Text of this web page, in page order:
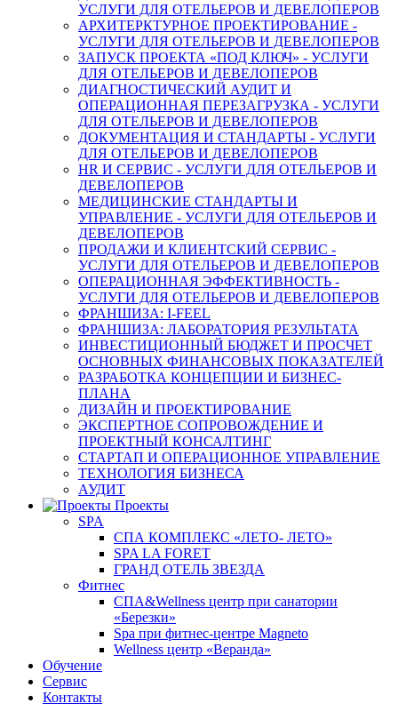
УСЛУГИ ДЛЯ ОТЕЛЬЕРОВ И ДЕВЕЛОПЕРОВ
АРХИТЕРКТУРНОЕ ПРОЕКТИРОВАНИЕ -
УСЛУГИ ДЛЯ ОТЕЛЬЕРОВ И ДЕВЕЛОПЕРОВ
ЗАПУСК ПРОЕКТА «ПОД КЛЮЧ» - УСЛУГИ
ДЛЯ ОТЕЛЬЕРОВ И ДЕВЕЛОПЕРОВ
ДИАГНОСТИЧЕСКИЙ АУДИТ И
ОПЕРАЦИОННАЯ ПЕРЕЗАГРУЗКА - УСЛУГИ
ДЛЯ ОТЕЛЬЕРОВ И ДЕВЕЛОПЕРОВ
ДОКУМЕНТАЦИЯ И СТАНДАРТЫ - УСЛУГИ
ДЛЯ ОТЕЛЬЕРОВ И ДЕВЕЛОПЕРОВ
HR И СЕРВИС - УСЛУГИ ДЛЯ ОТЕЛЬЕРОВ И
ДЕВЕЛОПЕРОВ
МЕДИЦИНСКИЕ СТАНДАРТЫ И
УПРАВЛЕНИЕ - УСЛУГИ ДЛЯ ОТЕЛЬЕРОВ И
ДЕВЕЛОПЕРОВ
ПРОДАЖИ И КЛИЕНТСКИЙ СЕРВИС -
УСЛУГИ ДЛЯ ОТЕЛЬЕРОВ И ДЕВЕЛОПЕРОВ
ОПЕРАЦИОННАЯ ЭФФЕКТИВНОСТЬ -
УСЛУГИ ДЛЯ ОТЕЛЬЕРОВ И ДЕВЕЛОПЕРОВ
ФРАНШИЗА: I-FEEL
ФРАНШИЗА: ЛАБОРАТОРИЯ РЕЗУЛЬТАТА
ИНВЕСТИЦИОННЫЙ БЮДЖЕТ И ПРОСЧЕТ
ОСНОВНЫХ ФИНАНСОВЫХ ПОКАЗАТЕЛЕЙ
РАЗРАБОТКА КОНЦЕПЦИИ И БИЗНЕС-
ПЛАНА
ДИЗАЙН И ПРОЕКТИРОВАНИЕ
ЭКСПЕРТНОЕ СОПРОВОЖДЕНИЕ И
ПРОЕКТНЫЙ КОНСАЛТИНГ
СТАРТАП И ОПЕРАЦИОННОЕ УПРАВЛЕНИЕ
ТЕХНОЛОГИЯ БИЗНЕСА
АУДИТ
Проекты
SPA
СПА КОМПЛЕКС «ЛЕТО- ЛЕТО»
SPA LA FORET
ГРАНД ОТЕЛЬ ЗВЕЗДА
Фитнес
СПА&Wellness центр при санатории
«Березки»
Spa при фитнес-центре Magneto
Wellness центр «Веранда»
Обучение
Сервис
Контакты